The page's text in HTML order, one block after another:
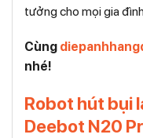
tưởng cho mọi gia đình.
Cùng
nhé!
Robot hút bụi
Deebot N20